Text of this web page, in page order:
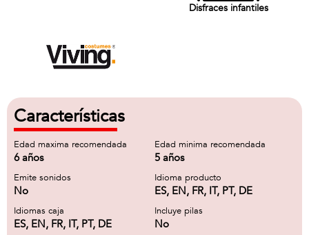
Disfraces infantiles
Características
Edad maxima recomendada
6 años
Edad minima recomendada
5 años
Emite sonidos
No
Idioma producto
ES, EN, FR, IT, PT, DE
Idiomas caja
ES, EN, FR, IT, PT, DE
Incluye pilas
No